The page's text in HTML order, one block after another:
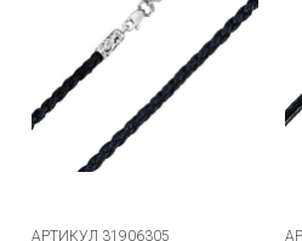
АРТИКУЛ 31906305